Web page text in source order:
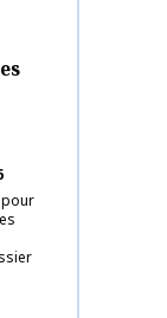
pour